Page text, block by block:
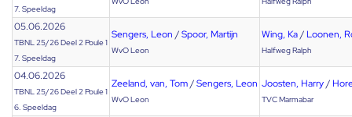
7. Speeldag
05.06.2026
TBNL 25/26 Deel 2 Poule 1
7. Speeldag
Sengers, Leon /Spoor, Martijn
WvO Leon
Wing, Ka/ Loonen,
Halfweg Ralph
04.06.2026
TBNL 25/26 Deel 2 Poule 1
6. Speeldag
Zeeland, van, Tom/Sengers, Leon
WvO Leon
Joosten, Harry/
TVC Marmabar